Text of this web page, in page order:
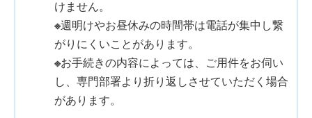
けません。
※週明けやお昼休みの時間帯は電話が集中し繋
がりにくいことがあります。
※お手続きの内容によっては、ご用件をお伺い
し、専門部署より折り返しさせていただく場合
があります。